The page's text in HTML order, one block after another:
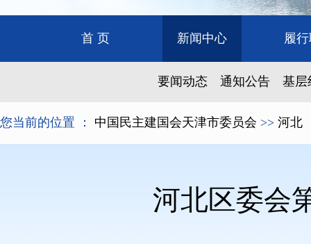
首 页 新闻中心 履
要闻动态 通知公告 基层
您当前的位置 ： 中国民主建国会天津市委员会 >> 河北
河北区委会